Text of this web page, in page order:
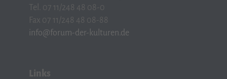
Tel. 07 11/248 48 08-0
Fax 07 11/248 48 08-88
info@forum-der-kulturen.de
Links